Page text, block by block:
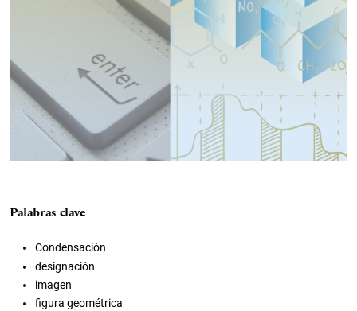
Palabras clave
Condensación
designación
imagen
figura geométrica